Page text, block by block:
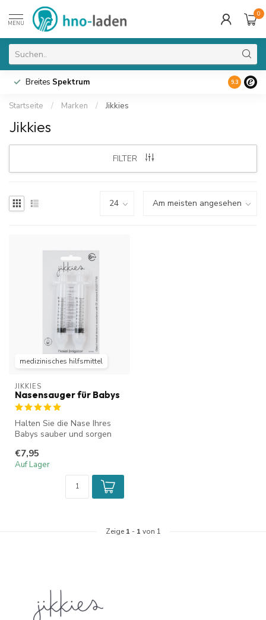
MENU
0
Breites Spektrum 9.3
Startseite / Marken / Jikkies
Jikkies
FILTER
medizinisches hilfsmittel
JIKKIES
Nasensauger für Babys
Halten Sie die Nase Ihres
Babys sauber und sorgen
von Ji...
€7,95
Auf Lager
Zeige 1 - 1 von 1